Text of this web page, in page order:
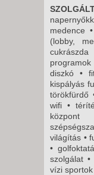
medence
(lobby,
diszkó •
kispályás
törökfürdő
wifi •
központ
világítás •
•
szolgálat
vízi